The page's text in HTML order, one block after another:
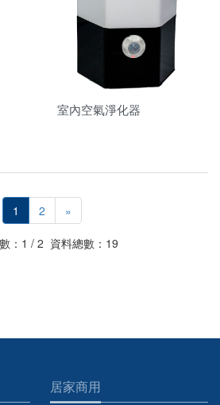
室內空氣淨化器
1 2 »
：1 / 2 資料總數：19
居家商用